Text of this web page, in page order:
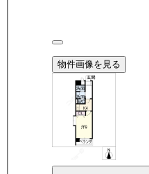
物件画像を見る